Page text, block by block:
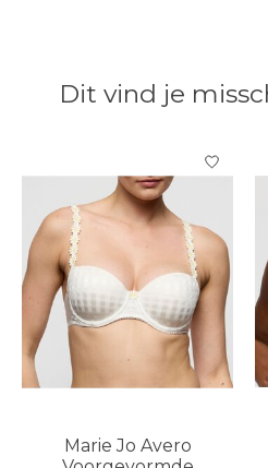
Dit vind je
Items van productcarrousel
Marie Jo Avero